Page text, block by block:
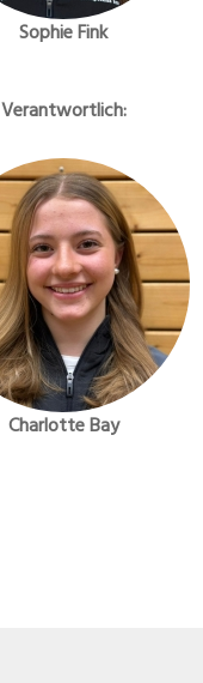
Sophie Fink
Verantwortlich:
Charlotte Bay